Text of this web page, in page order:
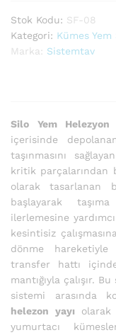
Stok Kodu: SF-08
Kategori: Kümes
Marka: Sistemtav
Silo Yem Helezyon
içerisinde
taşınmasını
kritik parçalarından
olarak tasarlanan
başlayarak
ilerlemesine
kesintisiz
dönme
transfer hattı
mantığıyla çalışır.
sistemi arasında
helezon yayı olarak
yumurtacı